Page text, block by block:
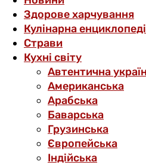
Здорове харчування
Кулінарна
Страви
Кухні світу
Автентична
Американська
Арабська
Баварська
Грузинська
Європейська
Індійська